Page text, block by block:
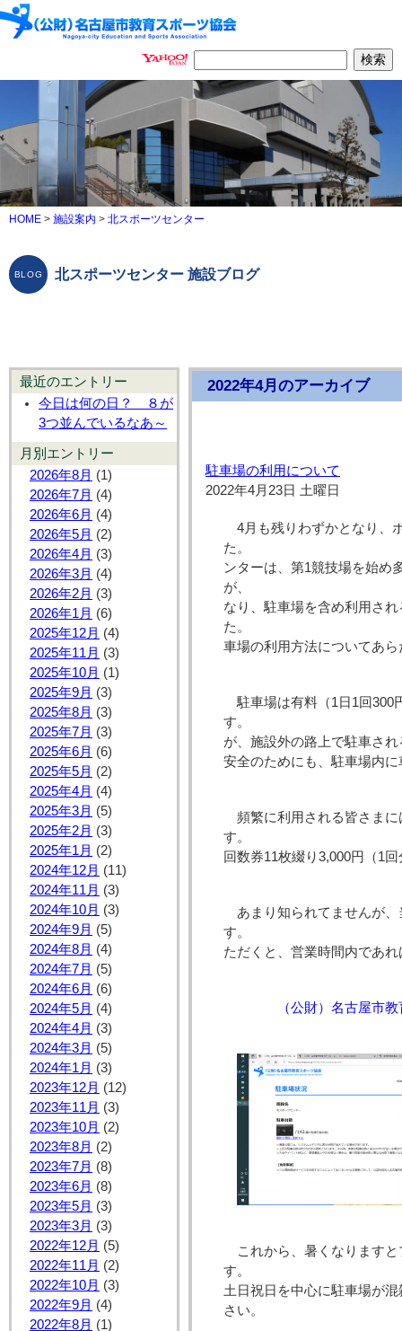
HOME > 施設案内 > 北スポーツセンター
北スポーツセンター 施設ブログ
最近のエントリー
今日は何の日？ ８が
3つ並んでいるなあ～
月別エントリー
2026年8月 (1)
2026年7月 (4)
2026年6月 (4)
2026年5月 (2)
2026年4月 (3)
2026年3月 (4)
2026年2月 (3)
2026年1月 (6)
2025年12月 (4)
2025年11月 (3)
2025年10月 (1)
2025年9月 (3)
2025年8月 (3)
2025年7月 (3)
2025年6月 (6)
2025年5月 (2)
2025年4月 (4)
2025年3月 (5)
2025年2月 (3)
2025年1月 (2)
2024年12月 (11)
2024年11月 (3)
2024年10月 (3)
2024年9月 (5)
2024年8月 (4)
2024年7月 (5)
2024年6月 (6)
2024年5月 (4)
2024年4月 (3)
2024年3月 (5)
2024年1月 (3)
2023年12月 (12)
2023年11月 (3)
2023年10月 (2)
2023年8月 (2)
2023年7月 (8)
2023年6月 (8)
2023年5月 (3)
2023年3月 (3)
2022年12月 (5)
2022年11月 (2)
2022年10月 (3)
2022年9月 (4)
2022年8月 (1)
2022年4月のアーカイブ
駐車場の利用について
2022年4月23日 土曜日
4月も残りわずかとなり、
た。 昨
ンターは、第1競技場を始め
が、 4月よ
なり、駐車場を含め利用さ
た。 今
車場の利用方法についてあ
駐車場は有料（1日1回300
す。
が、施設外の路上で駐車さ
安全のためにも、駐車場内
頻繁に利用される皆さま
回数券11枚綴り3,000円（1
あまり知られてませんが
す。
ただくと、営業時間内であ
（公財）名古屋市
これから、暑くなります
土日祝日を中心に駐車場が
さい。